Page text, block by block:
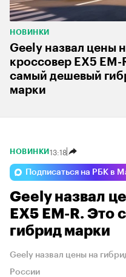
НОВИНКИ
Geely назвал цены
кроссовер EX5 EM-
самый дешевый
марки
НОВИНКИ 13:18
Подписаться на РБК в
Geely назвал
EX5 EM-R.
гибрид марки
Geely назвал цены на
России